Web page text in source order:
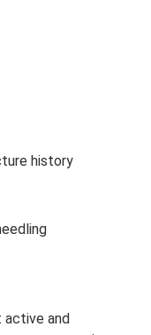
history
active and